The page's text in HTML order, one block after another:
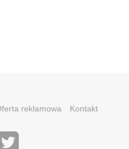
reklamowa Kontakt